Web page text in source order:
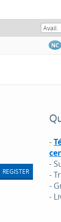
NC
REGISTER
-
-
-
-
-